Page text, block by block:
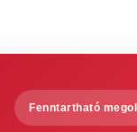
Fenntartható